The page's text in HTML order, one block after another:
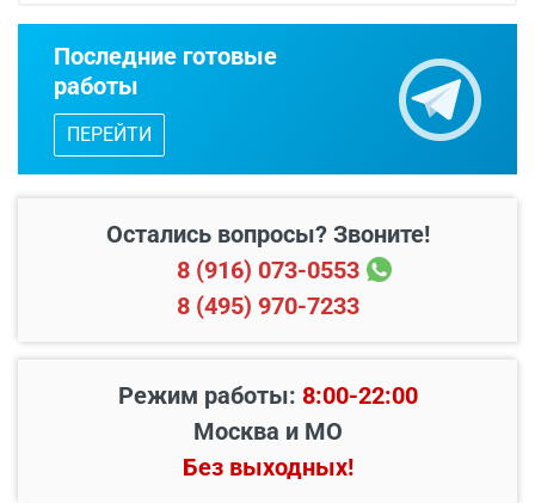
Бесплатный выезд специалиста
каталогом входных дверей, образцами
Последние готовые
работы
ПЕРЕЙТИ
Остались вопросы? Звоните!
8 (916) 073-0553
8 (495) 970-7233
Режим работы: 8:00-22:00
Москва и МО
Без выходных!